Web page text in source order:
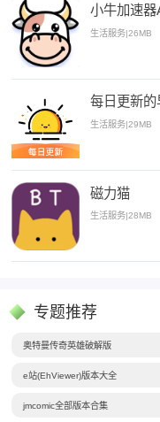
小牛加速器
生活服务|26MB
每日更新的
生活服务|29MB
磁力猫
生活服务 |28MB
专题推荐
奥特曼传奇英雄破解版
e站(EhViewer)版本大全
jmcomic全部版本合集